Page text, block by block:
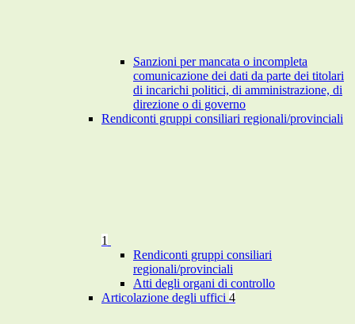
Sanzioni per mancata o incompleta
comunicazione dei dati da parte dei titolari
di incarichi politici, di amministrazione, di
direzione o di governo
Rendiconti gruppi consiliari regionali/provinciali
1
Rendiconti gruppi consiliari
regionali/provinciali
Atti degli organi di controllo
Articolazione degli uffici 4